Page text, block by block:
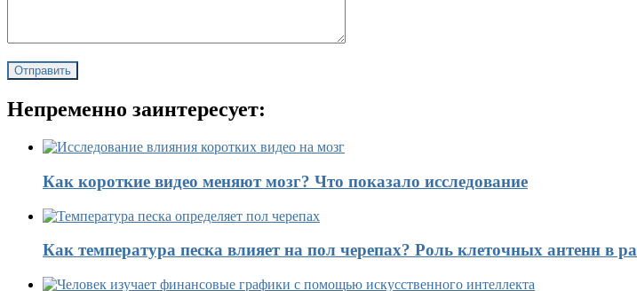
Непременно заинтересует:
Как короткие видео меняют мозг? Что показало исследование
Как температура песка влияет на пол черепах? Роль клеточных антенн в